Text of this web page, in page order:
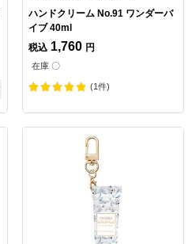
ハンドクリーム No.91 ワンダーバ
イブ 40ml
税込 1,760 円
在庫 〇
(1件)